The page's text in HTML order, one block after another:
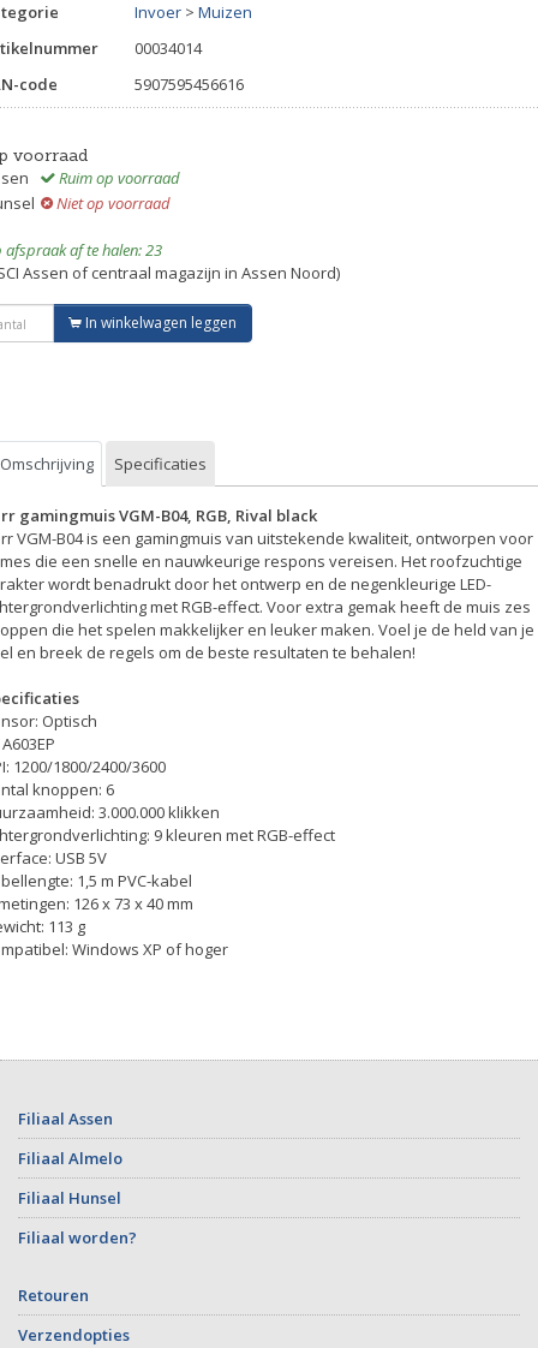
Invoer > Muizen
00034014
code
5907595456616
voorraad
Ruim op voorraad
Niet op voorraad
afspraak af te halen: 23
Assen of centraal magazijn in Assen Noord)
In winkelwagen leggen
Omschrijving Specificaties
gamingmuis VGM-B04, RGB, Rival black
VGM-B04 is een gamingmuis van uitstekende kwaliteit, ontworpen voor
die een snelle en nauwkeurige respons vereisen. Het roofzuchtige
wordt benadrukt door het ontwerp en de negenkleurige LED-
met RGB-effect. Voor extra gemak heeft de muis zes
die het spelen makkelijker en leuker maken. Voel je de held van je
en breek de regels om de beste resultaten te behalen!
Optisch
1200/1800/2400/3600
knoppen: 6
3.000.000 klikken
9 kleuren met RGB-effect
USB 5V
1,5 m PVC-kabel
126 x 73 x 40 mm
113 g
Windows XP of hoger
Filiaal Assen
Filiaal Almelo
Filiaal Hunsel
Filiaal worden?
Retouren
Verzendopties